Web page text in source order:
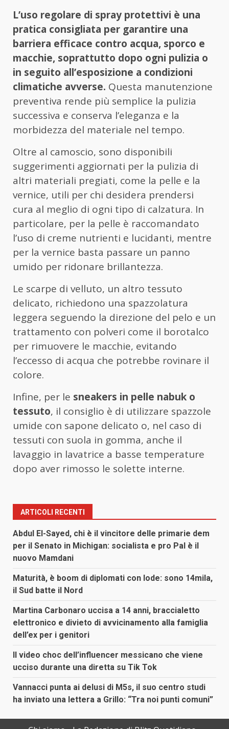
L’uso regolare di spray protettivi è una
pratica consigliata per garantire una
barriera efficace contro acqua, sporco e
macchie, soprattutto dopo ogni pulizia o
in seguito all’esposizione a condizioni
climatiche avverse. Questa manutenzione
preventiva rende più semplice la pulizia
successiva e conserva l’eleganza e la
morbidezza del materiale nel tempo.
Oltre al camoscio, sono disponibili
suggerimenti aggiornati per la pulizia di
altri materiali pregiati, come la pelle e la
vernice, utili per chi desidera prendersi
cura al meglio di ogni tipo di calzatura. In
particolare, per la pelle è raccomandato
l’uso di creme nutrienti e lucidanti, mentre
per la vernice basta passare un panno
umido per ridonare brillantezza.
Le scarpe di velluto, un altro tessuto
delicato, richiedono una spazzolatura
leggera seguendo la direzione del pelo e un
trattamento con polveri come il borotalco
per rimuovere le macchie, evitando
l’eccesso di acqua che potrebbe rovinare il
colore.
Infine, per le sneakers in pelle nabuk o
tessuto, il consiglio è di utilizzare spazzole
umide con sapone delicato o, nel caso di
tessuti con suola in gomma, anche il
lavaggio in lavatrice a basse temperature
dopo aver rimosso le solette interne.
ARTICOLI RECENTI
Abdul El-Sayed, chi è il vincitore delle primarie dem
per il Senato in Michigan: socialista e pro Pal è il
nuovo Mamdani
Maturità, è boom di diplomati con lode: sono 14mila,
il Sud batte il Nord
Martina Carbonaro uccisa a 14 anni, braccialetto
elettronico e divieto di avvicinamento alla famiglia
dell’ex per i genitori
Il video choc dell’influencer messicano che viene
ucciso durante una diretta su Tik Tok
Vannacci punta ai delusi di M5s, il suo centro studi
ha inviato una lettera a Grillo: “Tra noi punti comuni”